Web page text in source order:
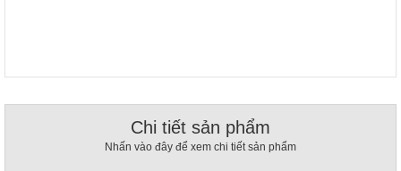
Cây
, đồ
Chi tiết sản phẩm
Nhấn vào đây để xem chi tiết sản phẩm